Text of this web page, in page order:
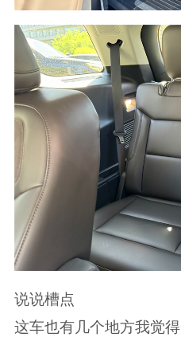
说说槽点
这车也有几个地方我觉得